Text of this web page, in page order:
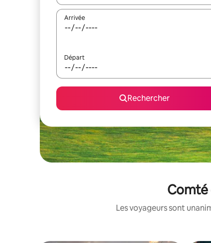
Arrivée
Départ
Rechercher
Comté
Les voyageurs sont